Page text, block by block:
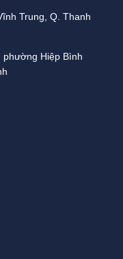
Trung, Q. Thanh
phường Hiệp Bình